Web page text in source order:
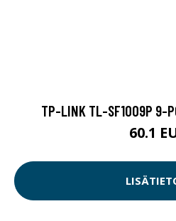
TP-LINK TL-SF1009P 9-
60.1